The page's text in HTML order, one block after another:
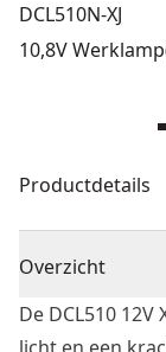
DCL510N-XJ
10,8V
Productdetails
Overzicht
De DCL510 12V